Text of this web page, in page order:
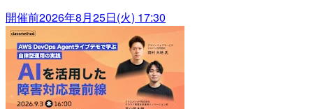
開催前2026年8月25日(火) 17:30